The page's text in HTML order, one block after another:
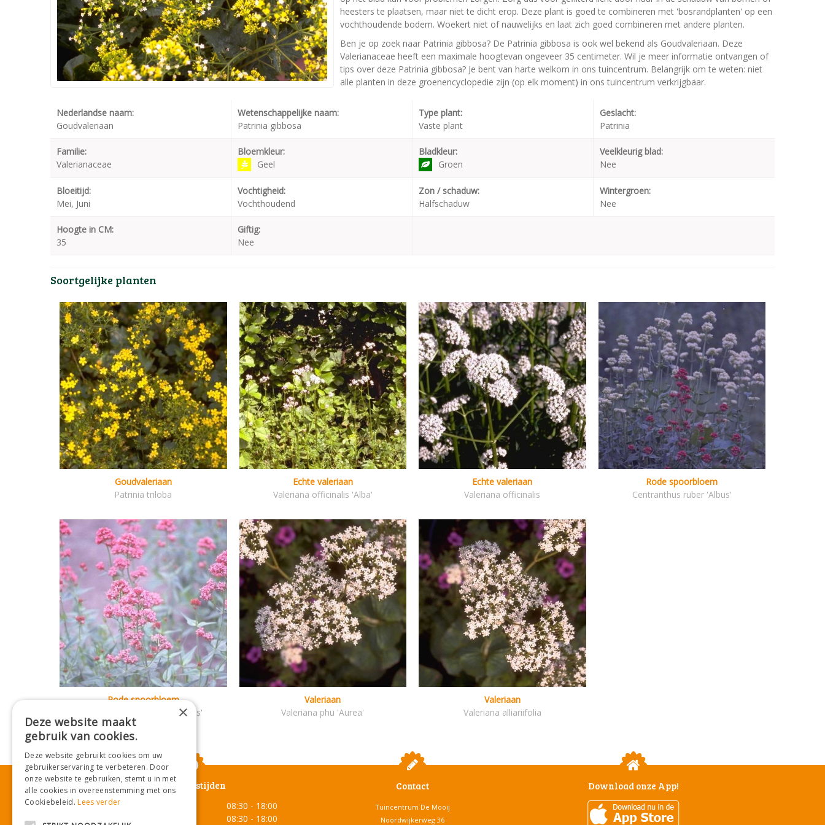
heesters te plaatsen, maar niet te dicht erop. Deze plant is goed te combineren met 'bosrandplanten' op een
vochthoudende bodem. Woekert niet of nauwelijks en laat zich goed combineren met andere planten.
Ben je op zoek naar Patrinia gibbosa? De Patrinia gibbosa is ook wel bekend als Goudvaleriaan. Deze
Valerianaceae heeft een maximale hoogtevan ongeveer 35 centimeter. Wil je meer informatie ontvangen of
tips over deze Patrinia gibbosa? Je bent van harte welkom in ons tuincentrum. Belangrijk om te weten: niet
alle planten in deze groenencyclopedie zijn (op elk moment) in ons tuincentrum verkrijgbaar.
Nederlandse naam:
Goudvaleriaan
Wetenschappelijke naam:
Patrinia gibbosa
Type plant:
Vaste plant
Geslacht:
Patrinia
Familie:
Valerianaceae
Bloemkleur:
Geel
Bladkleur:
Groen
Veelkleurig blad:
Nee
Bloeitijd:
Mei, Juni
Vochtigheid:
Vochthoudend
Zon / schaduw:
Halfschaduw
Wintergroen:
Nee
Hoogte in CM:
35
Giftig:
Nee
Soortgelijke planten
Goudvaleriaan
Patrinia triloba
Echte valeriaan
Valeriana officinalis 'Alba'
Echte valeriaan
Valeriana officinalis
Rode spoorbloem
Centranthus ruber 'Albus'
Rode spoorbloem
Centranthus ruber 'Coccineus'
Valeriaan
Valeriana phu 'Aurea'
Valeriaan
Valeriana alliariifolia
Openingstijden
Maandag
08:30 - 18:00
08:30 - 18:00
Contact
Tuincentrum De Mooij
Noordwijkerweg 36
Download onze App!
×
Deze website maakt
gebruik van cookies.
Deze website gebruikt cookies om uw
gebruikerservaring te verbeteren. Door
onze website te gebruiken, stemt u in met
alle cookies in overeenstemming met ons
Cookiebeleid.Lees verder